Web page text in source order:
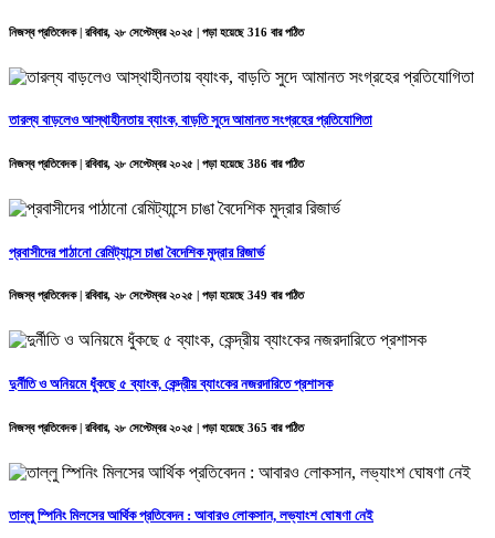
নিজস্ব প্রতিবেদক | রবিবার, ২৮ সেপ্টেম্বর ২০২৫ | পড়া হয়েছে 316 বার পঠিত
তারল্য বাড়লেও আস্থাহীনতায় ব্যাংক, বাড়তি সুদে আমানত সংগ্রহের প্রতিযোগিতা
নিজস্ব প্রতিবেদক | রবিবার, ২৮ সেপ্টেম্বর ২০২৫ | পড়া হয়েছে 386 বার পঠিত
প্রবাসীদের পাঠানো রেমিট্যান্সে চাঙা বৈদেশিক মুদ্রার রিজার্ভ
নিজস্ব প্রতিবেদক | রবিবার, ২৮ সেপ্টেম্বর ২০২৫ | পড়া হয়েছে 349 বার পঠিত
দুর্নীতি ও অনিয়মে ধুঁকছে ৫ ব্যাংক, কেন্দ্রীয় ব্যাংকের নজরদারিতে প্রশাসক
নিজস্ব প্রতিবেদক | রবিবার, ২৮ সেপ্টেম্বর ২০২৫ | পড়া হয়েছে 365 বার পঠিত
তাল্লু স্পিনিং মিলসের আর্থিক প্রতিবেদন : আবারও লোকসান, লভ্যাংশ ঘোষণা নেই